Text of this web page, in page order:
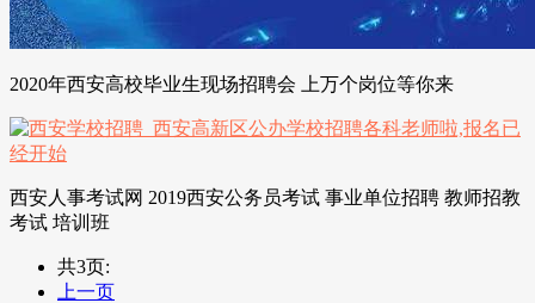
2020年西安高校毕业生现场招聘会 上万个岗位等你来
西安人事考试网 2019西安公务员考试 事业单位招聘 教师招教
考试 培训班
共3页:
上一页